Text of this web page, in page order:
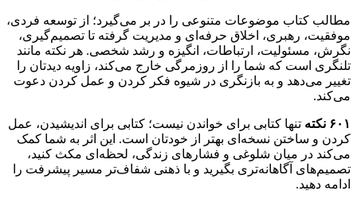
مطالب کتاب موضوعات متنوعی را در بر می‌گیرد؛ از توسعه فردی،
موفقیت، رهبری، اخلاق حرفه‌ای و مدیریت گرفته تا تصمیم‌گیری،
نگرش، مسئولیت، ارتباطات، انگیزه و رشد شخصی. هر نکته مانند
تلنگری است که شما را از روزمرگی خارج می‌کند، زاویه دیدتان را
تغییر می‌دهد و به بازنگری در شیوه فکر کردن و عمل کردن دعوت
می‌کند.
۶۰۱ نکته
تنها کتابی برای خواندن نیست؛ کتابی برای اندیشیدن، عمل
کردن و ساختن نسخه‌ای بهتر از خودتان است. این اثر به شما کمک
می‌کند در میان شلوغی و فشارهای زندگی، لحظه‌ای مکث کنید،
تصمیم‌های آگاهانه‌تری بگیرید و با ذهنی شفاف‌تر مسیر پیشرفت را
ادامه دهید.